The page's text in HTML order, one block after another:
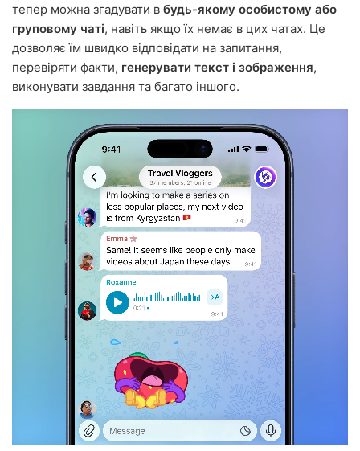
тепер можна згадувати в будь-якому особистому або
груповому чаті, навіть якщо їх немає в цих чатах. Це
дозволяє їм швидко відповідати на запитання,
перевіряти факти, генерувати текст і зображення,
виконувати завдання та багато іншого.